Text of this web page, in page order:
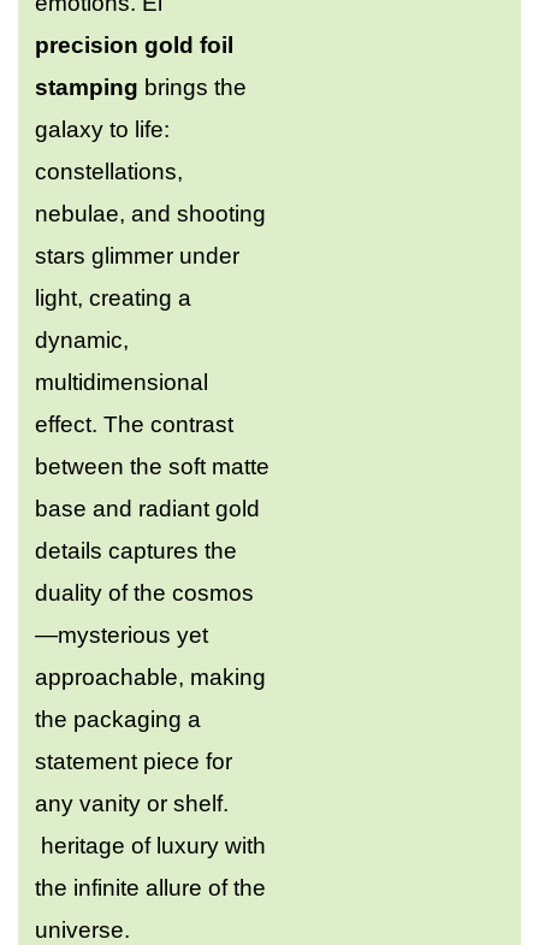
precision gold foil
stamping brings the
galaxy to life:
constellations,
nebulae, and shooting
stars glimmer under
light, creating a
dynamic,
multidimensional
effect. The contrast
between the soft matte
base and radiant gold
details captures the
duality of the cosmos
—mysterious yet
approachable, making
the packaging a
statement piece for
any vanity or shelf.
heritage of luxury with
the infinite allure of the
universe.